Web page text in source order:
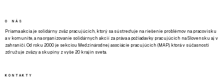
O NÁS
Priama akcia je solidárny zväz pracujúcich, ktorý sa sústreďuje na riešenie problémov na pracovisku
a v komunite, a na organizovanie solidárnych akcií za práva a požiadavky pracujúcich na Slovensku aj v
zahraničí. Od roku 2000 je sekciou Medzinárodnej asociácie pracujúcich (MAP), ktorá v súčasnosti
združuje zväzy a skupiny z vyše 20 krajín sveta.
KONTAKTY